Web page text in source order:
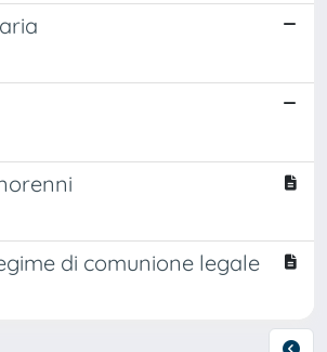
di comunione legale